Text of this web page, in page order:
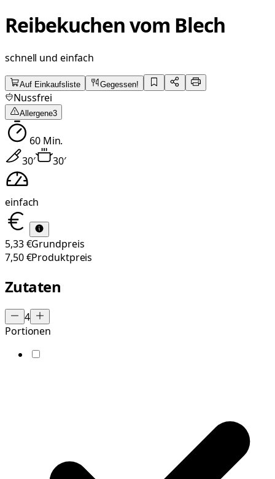
Reibekuchen vom Blech
schnell und einfach
Auf Einkaufsliste Gegessen!
Nussfrei
Allergene3
60Min.
30′ 30′
einfach
5,33 €Grundpreis
7,50 €Produktpreis
Zutaten
4
Portionen